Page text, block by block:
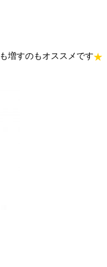
も増すのもオススメです★